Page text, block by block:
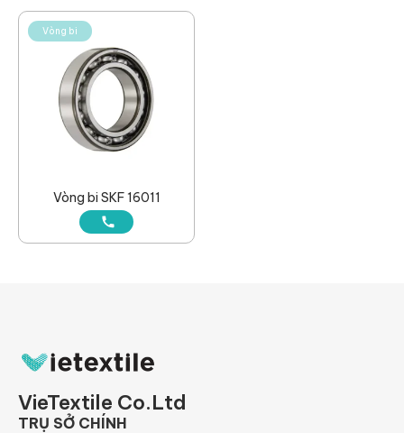
Vòng bi
Vòng bi SKF 16011
VieTextile Co.Ltd
TRỤ SỞ CHÍNH